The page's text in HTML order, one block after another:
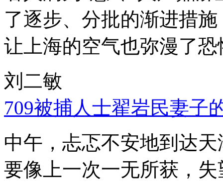
了逐步、分批的渐进措
让上海的空气也弥漫了
刘二敏
709被捕人士翟岩民妻子
中午，忐忑不安地到达
要像上一次一无所获，